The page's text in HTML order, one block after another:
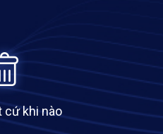
cứ khi nào